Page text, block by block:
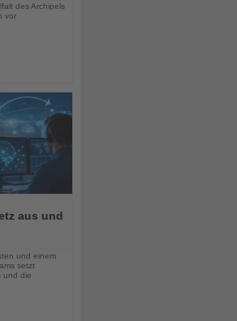
des Archipels
vor
aus und
und einem
setzt
und die